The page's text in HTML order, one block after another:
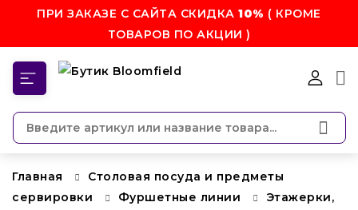
ПРИ ЗАКАЗЕ С САЙТА СКИДКА10% ( КРОМЕ
ТОВАРОВ ПО АКЦИИ )
Главная
Столовая посуда и предметы
сервировки
Фуршетные линии
Этажерки,